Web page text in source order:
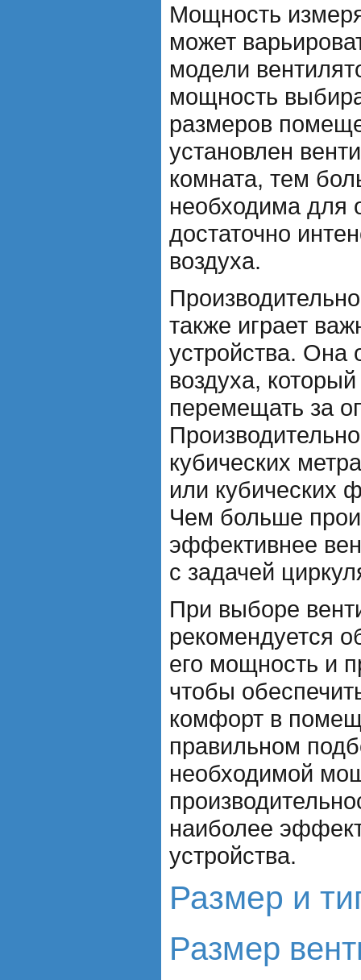
Мощность
может
модели
мощность
размеров
установлен
комната, тем
необходима для
достаточно
воздуха.
также играет
устройства. Она
воздуха,
перемещать за
кубических
или кубических
Чем больше
эффективнее
с задачей
При выборе
рекомендуется
его мощность и
чтобы
комфорт в
правильном
необходимой
наиболее
устройства.
Размер и
Размер